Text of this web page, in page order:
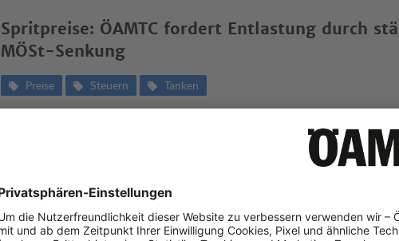
Spritpreise: ÖAMTC fordert Entlastung durch
MÖSt-Senkung
Preise Steuern Tanken
Preise zuletzt wieder stark gestiegen – 0,8 Cent Steuerentlastung
1 Bild & Grafik
© ÖAMTC/Wirl